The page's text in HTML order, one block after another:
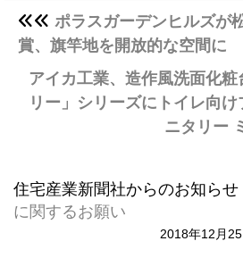
ポラスガーデンヒルズが
賞、旗竿地を開放的な空間に
アイカ工業、造作風洗面化
リー」シリーズにトイレ向
ニタリー
住宅産業新聞社からのお知らせ
に関するお願い
2018年12月